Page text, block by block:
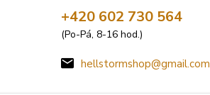
+420 602 730 564
(Po-Pá, 8-16 hod.)
hellstormshop@gmail.com